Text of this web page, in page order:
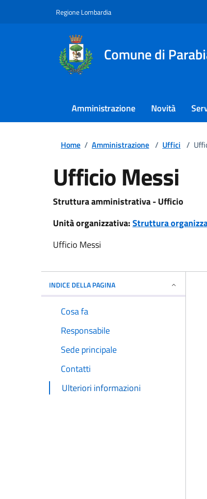
Regione Lombardia
Comune di
Amministrazione Novità
Home / Amministrazione / Uffici /
Ufficio Messi
Struttura amministrativa - Ufficio
Unità organizzativa:Struttura
Ufficio Messi
INDICE DELLA PAGINA
Cosa fa
Responsabile
Sede principale
Contatti
Ulteriori informazioni